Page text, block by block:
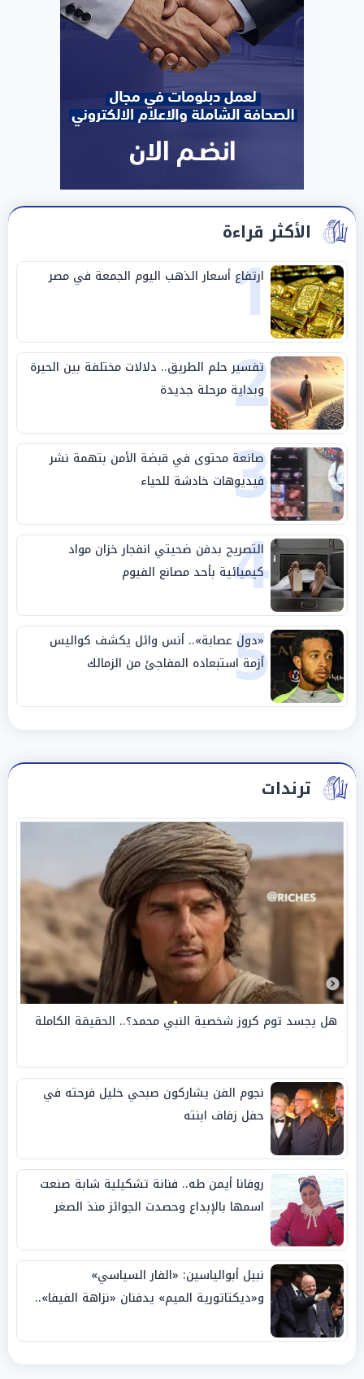
الأكثر قراءة
1
ارتفاع أسعار الذهب اليوم الجمعة في مصر
2
تفسير حلم الطريق.. دلالات مختلفة بين الحيرة
وبداية مرحلة جديدة
3
صانعة محتوى في قبضة الأمن بتهمة نشر
فيديوهات خادشة للحياء
4
التصريح بدفن ضحيتي انفجار خزان مواد
كيميائية بأحد مصانع الفيوم
5
«دول عصابة».. أنس وائل يكشف كواليس
أزمة استبعاده المفاجئ من الزمالك
ترندات
هل يجسد توم كروز شخصية النبي محمد؟.. الحقيقة الكاملة
نجوم الفن يشاركون صبحي خليل فرحته في
حفل زفاف ابنته
روفانا أيمن طه.. فنانة تشكيلية شابة صنعت
اسمها بالإبداع وحصدت الجوائز منذ الصغر
نبيل أبوالياسين: «الفار السياسي»
و«ديكتاتورية الميم» يدفنان «نزاهة الفيفا»..